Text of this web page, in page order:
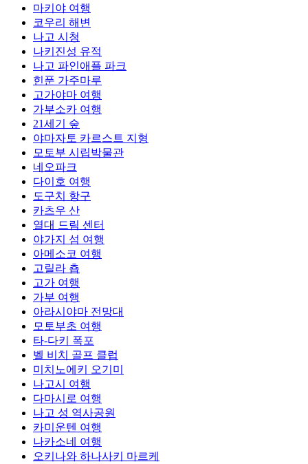
마키야 여행
코우리 해변
나고 시청
나키진성 유적
나고 파인애플 파크
힌푼 가주마루
고가야마 여행
가부소카 여행
21세기 숲
야마자토 카르스트 지형
모토부 시립박물관
네오파크
다이호 여행
도구치 항구
카츠우 산
열대 드림 센터
야가지 섬 여행
아메소코 여행
고릴라 춉
고가 여행
가부 여행
아라시야마 전망대
모토부초 여행
타-다키 폭포
벨 비치 골프 클럽
미치노에키 오기미
나고시 여행
다마시로 여행
나고 성 역사공원
카미운텐 여행
나카소네 여행
오키나와 하나사키 마르케